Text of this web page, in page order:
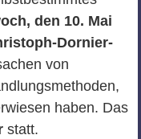
den 10. Mai
Dornier-
von
haben. Das
statt.